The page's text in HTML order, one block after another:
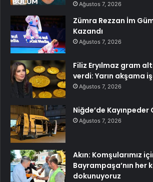
Ağustos 7, 2026
Zümra Rezzan İm
Kazandı
Ağustos 7, 2026
Filiz Eryılmaz gram
verdi: Yarın akşama
Ağustos 7, 2026
Niğde’de
Ağustos 7, 2026
Akın: Komşularımız
Bayrampaşa’nın her
dokunuyoruz